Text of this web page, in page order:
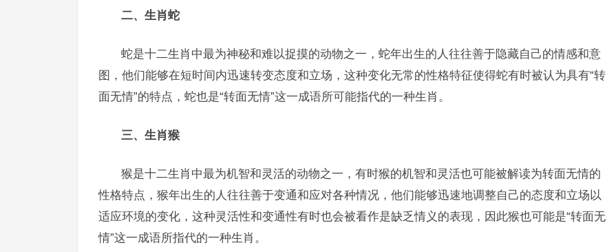
二、生肖蛇
蛇是十二生肖中最为神秘和难以捉摸的动物之一，蛇年出生的人往往善于隐藏自己的情感和意
图，他们能够在短时间内迅速转变态度和立场，这种变化无常的性格特征使得蛇有时被认为具有“转
面无情”的特点，蛇也是“转面无情”这一成语所可能指代的一种生肖。
三、生肖猴
猴是十二生肖中最为机智和灵活的动物之一，有时猴的机智和灵活也可能被解读为转面无情的
性格特点，猴年出生的人往往善于变通和应对各种情况，他们能够迅速地调整自己的态度和立场以
适应环境的变化，这种灵活性和变通性有时也会被看作是缺乏情义的表现，因此猴也可能是“转面无
情”这一成语所指代的一种生肖。